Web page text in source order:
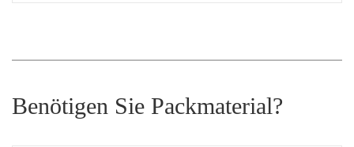
Benötigen Sie Packmaterial?